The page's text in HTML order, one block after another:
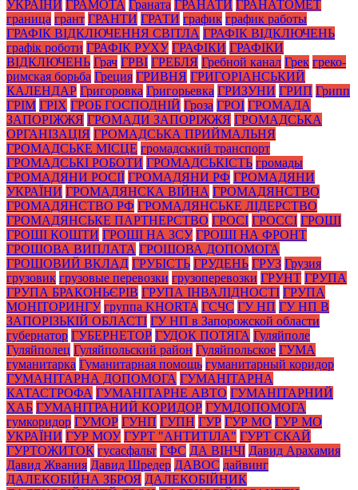
УКРАЇНИ ГРАМОТА Граната ГРАНАТИ ГРАНАТОМЕТ
граница грант ГРАНТИ ГРАТИ график график работы
ГРАФІК ВІДКЛЮЧЕННЯ СВІТЛА ГРАФІК ВІДКЛЮЧЕНЬ
графік роботи ГРАФІК РУХУ ГРАФІКИ ГРАФІКИ
ВІДКЛЮЧЕНЬ Грач ГРВІ ГРЕБЛЯ Гребной канал Грек греко-
римская борьба Греция ГРИВНЯ ГРИГОРІАНСЬКИЙ
КАЛЕНДАР Григоровка Григорьевка ГРИЗУНИ ГРИП Грипп
ГРІМ ГРІХ ГРОБ ГОСПОДНІЙ Гроза ГРОІ ГРОМАДА
ЗАПОРІЖЖЯ ГРОМАДИ ЗАПОРІЖЖЯ ГРОМАДСЬКА
ОРГАНІЗАЦІЯ ГРОМАДСЬКА ПРИЙМАЛЬНЯ
ГРОМАДСЬКЕ МІСЦЕ громадський транспорт
ГРОМАДСЬКІ РОБОТИ ГРОМАДСЬКІСТЬ громады
ГРОМАДЯНИ РОСІЇ ГРОМАДЯНИ РФ ГРОМАДЯНИ
УКРАЇНИ ГРОМАДЯНСКА ВІЙНА ГРОМАДЯНСТВО
ГРОМАДЯНСТВО РФ ГРОМАДЯНСЬКЕ ЛІДЕРСТВО
ГРОМАДЯНСЬКЕ ПАРТНЕРСТВО ГРОСІ ГРОССІ ГРОШІ
ГРОШІ КОШТИ ГРОШІ НА ЗСУ ГРОШІ НА ФРОНТ
ГРОШОВА ВИПЛАТА ГРОШОВА ДОПОМОГА
ГРОШОВИЙ ВКЛАД ГРУБІСТЬ ГРУДЕНЬ ГРУЗ Грузия
грузовик грузовые перевозки грузоперевозки ГРУНТ ГРУПА
ГРУПА БРАКОНЬЄРІВ ГРУПА ІНВАЛІДНОСТІ ГРУПА
МОНІТОРИНГУ группа KHORTA ГСЧС ГУ НП ГУ НП В
ЗАПОРІЗЬКІЙ ОБЛАСТІ ГУ НП в Запорожской области
губернатор ГУБЕРНЕТОР ГУДОК ПОТЯГА Гуляйполе
Гуляйполец Гуляйпольский район Гуляйпольское ГУМА
гуманитарка Гуманитарная помощь гуманитарный коридор
ГУМАНІТАРНА ДОПОМОГА ГУМАНІТАРНА
КАТАСТРОФА ГУМАНІТАРНЕ АВТО ГУМАНІТАРНИЙ
ХАБ ГУМАНІТРАНИЙ КОРИДОР ГУМДОПОМОГА
гумкоридор ГУМОР ГУНП ГУПН ГУР ГУР МО ГУР МО
УКРАЇНИ ГУР МОУ ГУРТ "АНТИТІЛА" ГУРТ СКАЙ
ГУРТОЖИТОК гусасфальт ГФС ДА ВІНЧІ Давид Арахамия
Давид Жвания Давид Шредер ДАВОС дайвинг
ДАЛЕКОБІЙНА ЗБРОЯ ДАЛЕКОБІЙНИК